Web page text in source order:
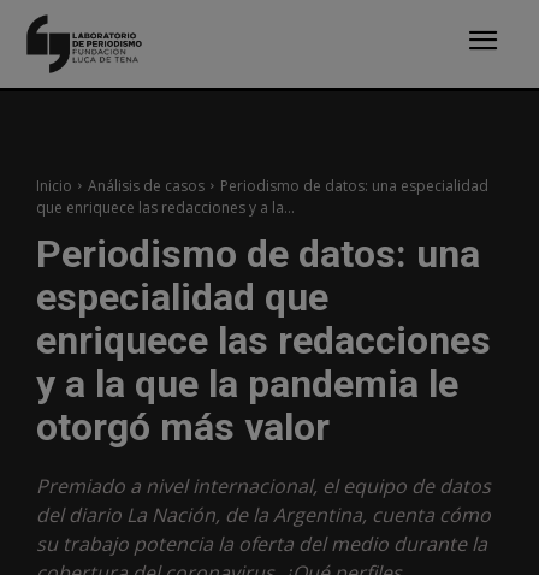
Inicio Análisis de casos
Periodismo de datos: una especialidad
que enriquece las redacciones y a la...
Periodismo de datos: una
especialidad que
enriquece las redacciones
y a la que la pandemia le
otorgó más valor
Premiado a nivel internacional, el equipo de datos
del diario La Nación, de la Argentina, cuenta cómo
su trabajo potencia la oferta del medio durante la